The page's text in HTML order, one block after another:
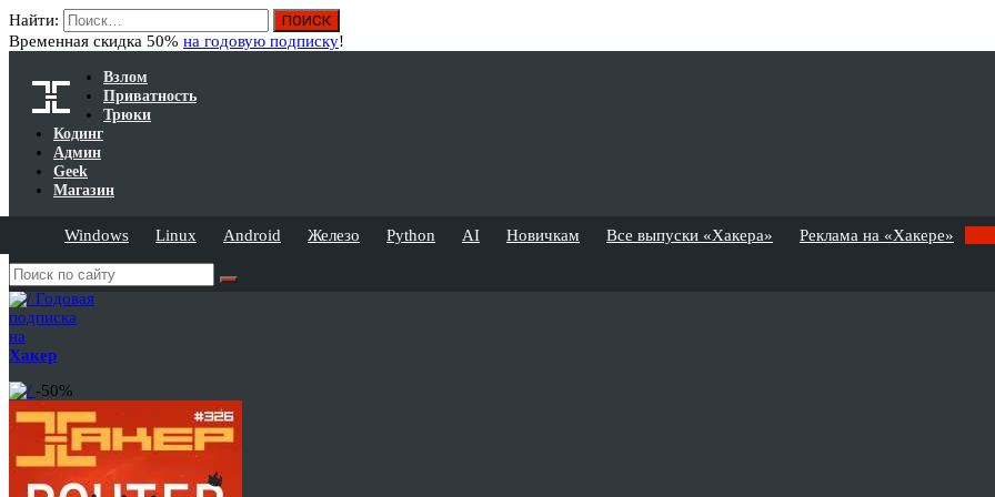
Найти:
Временная скидка 50% на годовую подписку!
Взлом
Приватность
Трюки
Кодинг
Админ
Geek
Магазин
Windows Linux Android Железо Python AI Новичкам Все выпуски «Хакера» Реклама на «Хакере»
Годовая
подписка
на
Хакер
-50%